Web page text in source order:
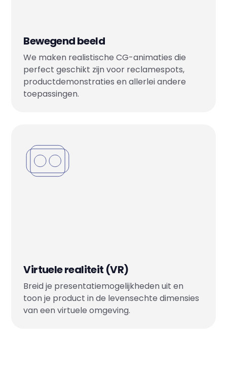
Bewegend beeld
We maken realistische CG-animaties die
perfect geschikt zijn voor reclamespots,
productdemonstraties en allerlei andere
toepassingen.
Virtuele realiteit (VR)
Breid je presentatiemogelijkheden uit en
toon je product in de levensechte dimensies
van een virtuele omgeving.